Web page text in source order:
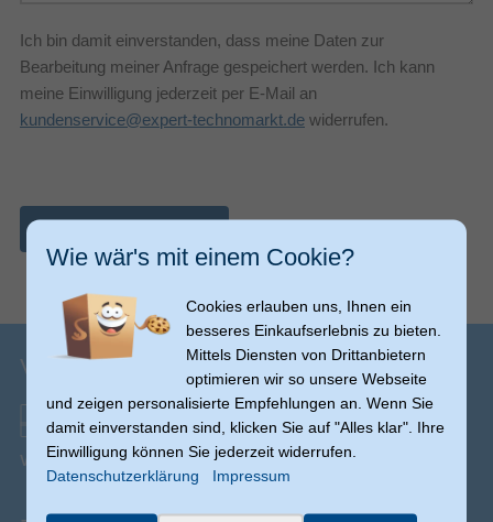
Ich bin damit einverstanden, dass meine Daten zur
Bearbeitung meiner Anfrage gespeichert werden. Ich kann
meine Einwilligung jederzeit per E-Mail an
kundenservice@expert-technomarkt.de widerrufen.
Versandinfos
Versand ab € 0,00(Ausnahmen möglich)
Wie wär's mit einem Cookie?
Cookies erlauben uns, Ihnen ein
besseres Einkaufserlebnis zu bieten.
Mittels Diensten von Drittanbietern
optimieren wir so unsere Webseite
und zeigen personalisierte Empfehlungen an. Wenn Sie
damit einverstanden sind, klicken Sie auf "Alles klar". Ihre
Einwilligung können Sie jederzeit widerrufen.
Datenschutzerklärung
Impressum